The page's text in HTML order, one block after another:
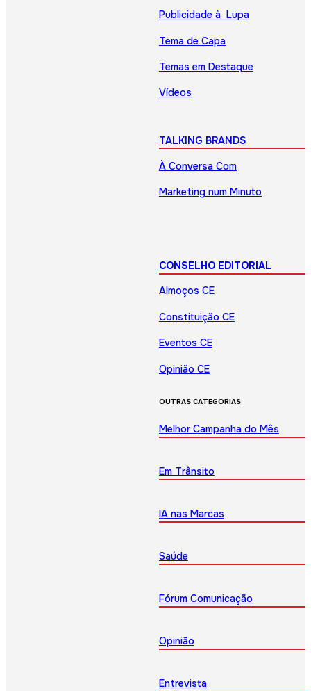
Publicidade à Lupa
Tema de Capa
Temas em Destaque
Vídeos
TALKING BRANDS
À Conversa Com
Marketing num Minuto
CONSELHO EDITORIAL
Almoços CE
Constituição CE
Eventos CE
Opinião CE
OUTRAS CATEGORIAS
Melhor Campanha do Mês
Em Trânsito
IA nas Marcas
Saúde
Fórum Comunicação
Opinião
Entrevista